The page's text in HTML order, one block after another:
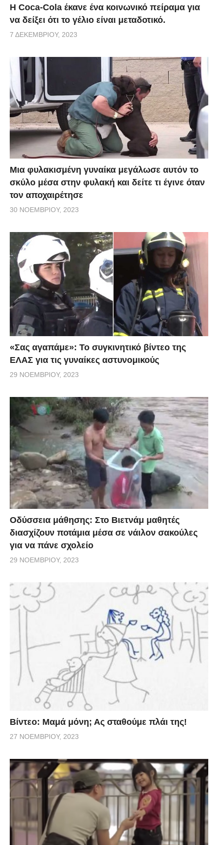
Η Coca-Cola έκανε ένα κοινωνικό πείραμα για
να δείξει ότι το γέλιο είναι μεταδοτικό.
7 ΔΕΚΕΜΒΡΊΟΥ, 2023
Μια φυλακισμένη γυναίκα μεγάλωσε αυτόν το
σκύλο μέσα στην φυλακή και δείτε τι έγινε όταν
τον αποχαιρέτησε
30 ΝΟΕΜΒΡΊΟΥ, 2023
«Σας αγαπάμε»: Το συγκινητικό βίντεο της
ΕΛΑΣ για τις γυναίκες αστυνομικούς
29 ΝΟΕΜΒΡΊΟΥ, 2023
Οδύσσεια μάθησης: Στο Βιετνάμ μαθητές
διασχίζουν ποτάμια μέσα σε νάιλον σακούλες
για να πάνε σχολείο
29 ΝΟΕΜΒΡΊΟΥ, 2023
Βίντεο: Μαμά μόνη; Ας σταθούμε πλάι της!
27 ΝΟΕΜΒΡΊΟΥ, 2023